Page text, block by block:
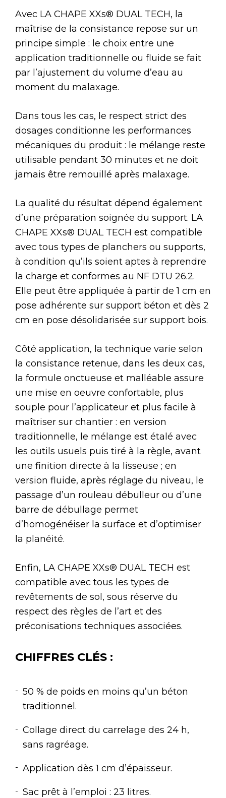
Avec LA CHAPE XXs® DUAL TECH, la
maîtrise de la consistance repose sur un
principe simple : le choix entre une
application traditionnelle ou fluide se fait
par l’ajustement du volume d’eau au
moment du malaxage.
Dans tous les cas, le respect strict des
dosages conditionne les performances
mécaniques du produit : le mélange reste
utilisable pendant 30 minutes et ne doit
jamais être remouillé après malaxage.
La qualité du résultat dépend également
d’une préparation soignée du support. LA
CHAPE XXs® DUAL TECH est compatible
avec tous types de planchers ou supports,
à condition qu’ils soient aptes à reprendre
la charge et conformes au NF DTU 26.2.
Elle peut être appliquée à partir de 1 cm en
pose adhérente sur support béton et dès 2
cm en pose désolidarisée sur support bois.
Côté application, la technique varie selon
la consistance retenue, dans les deux cas,
la formule onctueuse et malléable assure
une mise en oeuvre confortable, plus
souple pour l’applicateur et plus facile à
maîtriser sur chantier : en version
traditionnelle, le mélange est étalé avec
les outils usuels puis tiré à la règle, avant
une finition directe à la lisseuse ; en
version fluide, après réglage du niveau, le
passage d’un rouleau débulleur ou d’une
barre de débullage permet
d’homogénéiser la surface et d’optimiser
la planéité.
Enfin, LA CHAPE XXs® DUAL TECH est
compatible avec tous les types de
revêtements de sol, sous réserve du
respect des règles de l’art et des
préconisations techniques associées.
CHIFFRES CLÉS :
50 % de poids en moins qu’un béton
traditionnel.
Collage direct du carrelage des 24 h,
sans ragréage.
Application dès 1 cm d’épaisseur.
Sac prêt à l’emploi : 23 litres.